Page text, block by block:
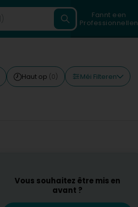
Fannt een
Professionnellen
Haut op (0) Méi Filteren
Vous souhaitez être mis en
avant ?